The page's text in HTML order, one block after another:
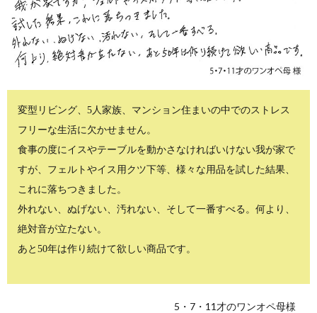
変型リビング、5人家族、マンション住まいの中でのストレス
フリーな生活に欠かせません。
食事の度にイスやテーブルを動かさなければいけない我が家で
すが、フェルトやイス用クツ下等、様々な用品を試した結果、
これに落ちつきました。
外れない、ぬげない、汚れない、そして一番すべる。何より、
絶対音が立たない。
あと50年は作り続けて欲しい商品です。
5・7・11才のワンオペ母様